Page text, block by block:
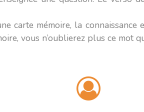
carte mémoire, la connaissance
vous n’oublierez plus ce mot